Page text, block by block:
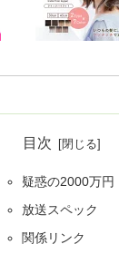
目次
疑惑の2000万円
放送スペック
関係リンク